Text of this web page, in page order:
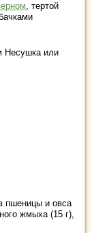
, тертой
Несушка или
пшеницы и овса
жмыха (15 г),